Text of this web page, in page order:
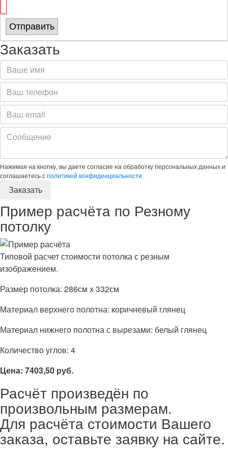
Отправить
Заказать
Нажимая на кнопку, вы даете согласие на обработку персональных данных и
соглашаетесь сполитикой конфиденциальности
Пример расчёта по Резному
потолку
Типовой расчет стоимости потолка с резным
изображением.
Размер потолка: 286см x 332см
Материал верхнего полотна: коричневый глянец
Материал нижнего полотна с вырезами: белый глянец
Количество углов: 4
Цена: 7403,50 руб.
Расчёт произведён по
произвольным размерам.
Для расчёта стоимости Вашего
заказа, оставьте заявку на сайте.